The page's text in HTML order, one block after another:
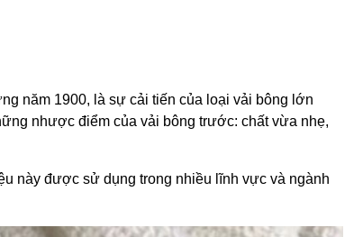
năm 1900, là sự cải tiến của loại vải bông lớn
nhược điểm của vải bông trước: chất vừa nhẹ,
này được sử dụng trong nhiều lĩnh vực và ngành